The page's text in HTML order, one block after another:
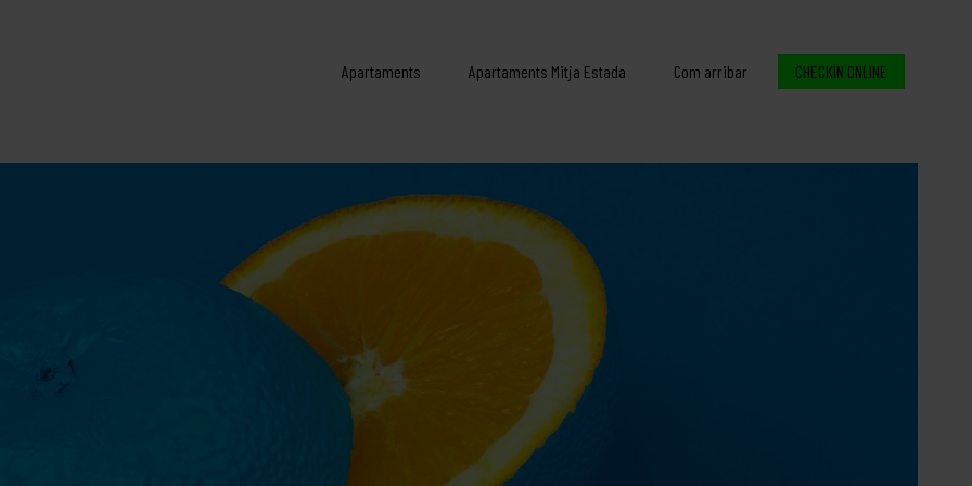
Apartaments Apartaments Mitja Estada Com arribar CHECKIN ONLINE